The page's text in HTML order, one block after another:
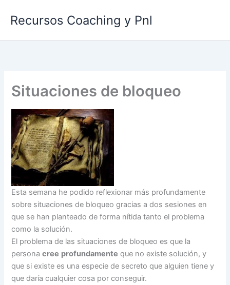
Recursos Coaching y Pnl
Situaciones de bloqueo
Esta semana he podido reflexionar más profundamente
sobre situaciones de bloqueo gracias a dos sesiones en
que se han planteado de forma nítida tanto el problema
como la solución.
El problema de las situaciones de bloqueo es que la
personacree profundamente que no existe solución, y
que si existe es una especie de secreto que alguien tiene y
que daría cualquier cosa por conseguir.